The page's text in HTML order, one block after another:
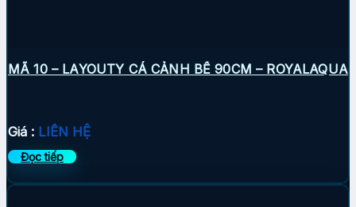
MÃ 10 – LAYOUTY CÁ CẢNH BỂ 90CM – ROYALAQUA
Giá : LIÊN HỆ
Đọc tiếp